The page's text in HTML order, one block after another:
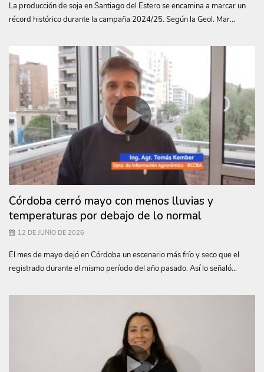
La producción de soja en Santiago del Estero se encamina a marcar un
récord histórico durante la campaña 2024/25. Según la Geol. Mar...
Córdoba cerró mayo con menos lluvias y
temperaturas por debajo de lo normal
12 DE JUNIO DE 2026
El mes de mayo dejó en Córdoba un escenario más frío y seco que el
registrado durante el mismo período del año pasado. Así lo señaló...